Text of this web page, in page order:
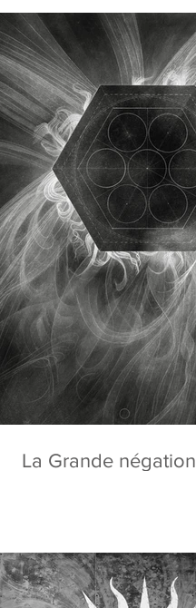
La Grande négation